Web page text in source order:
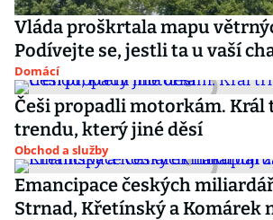
Vláda proškrtala mapu
Podívejte se, jestli ta u vaší
Domácí
Češi propadli motorkám. Král
trendu, který jiné děsí
Obchod a služby
Emancipace českých
Strnad, Křetínský a Komárek